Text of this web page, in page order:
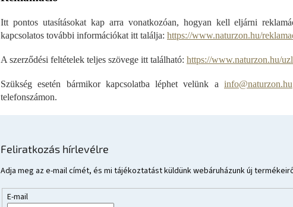
Itt pontos utasításokat kap arra vonatkozóan, hogyan kell eljárni
kapcsolatos további információkat itt találja: https://www.naturzon.hu/
A szerződési feltételek teljes szövege itt található: https://www.naturzon.hu/
Szükség esetén bármikor kapcsolatba léphet velünk a info@naturzon.hu
telefonszámon.
Feliratkozás hírlevélre
Adja meg az e-mail címét, és mi tájékoztatást küldünk webáruházunk új
E-mail